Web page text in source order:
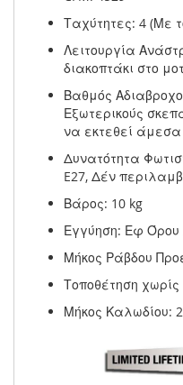
Ταχύτητες: 4 (Με
Λειτουργία
διακοπτάκι στο
Βαθμός
Εξωτερικούς
να εκτεθεί άμεσα
Δυνατότητα
E27, Δέν
Βάρος: 10 kg
Εγγύηση: Εφ
Μήκος Ράβδου
Τοποθέτηση
Μήκος Καλωδίου: